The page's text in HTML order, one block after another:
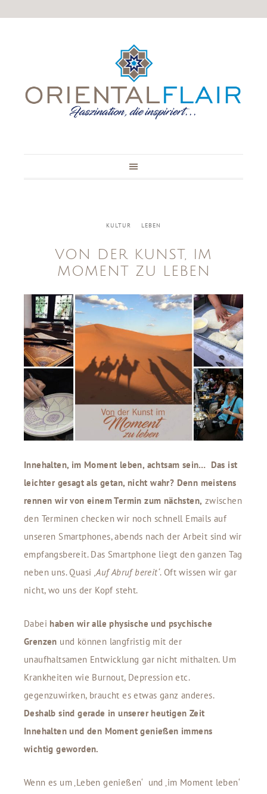
KULTUR LEBEN
VON DER KUNST, IM
MOMENT ZU LEBEN
Innehalten, im Moment leben, achtsam sein… Das ist
leichter gesagt als getan, nicht wahr? Denn meistens
rennen wir von einem Termin zum nächsten, zwischen
den Terminen checken wir noch schnell Emails auf
unseren Smartphones, abends nach der Arbeit sind wir
empfangsbereit. Das Smartphone liegt den ganzen Tag
neben uns. Quasi ‚Auf Abruf bereit‘. Oft wissen wir gar
nicht, wo uns der Kopf steht.
Dabei haben wir alle physische und psychische
Grenzen und können langfristig mit der
unaufhaltsamen Entwicklung gar nicht mithalten. Um
Krankheiten wie Burnout, Depression etc.
gegenzuwirken, braucht es etwas ganz anderes.
Deshalb sind gerade in unserer heutigen Zeit
Innehalten und den Moment genießen immens
wichtig geworden.
Wenn es um ‚Leben genießen‘ und ‚im Moment leben‘